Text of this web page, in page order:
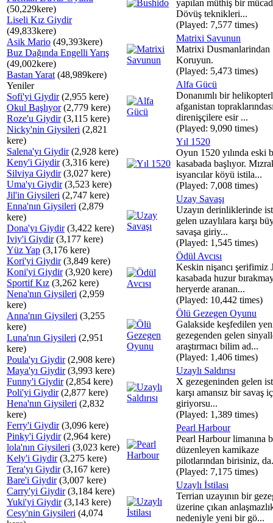
(50,229kere)
Liseli Kız Giydir
(49,833kere)
Asik Mario (49,393kere)
Buz Dağında Engelli Yarış
(49,002kere)
Bastan Yarat (48,989kere)
Yeniler
Sofi'yi Giydir(2,955 kere)
Okul Başlıyor(2,779 kere)
Roze'u Giydir(3,115 kere)
Nicky'nin Giysileri (2,821
kere)
Salena'yı Giydir(2,928 kere)
Keny'i Giydir(3,316 kere)
Silviya Giydir(3,027 kere)
Uma'yı Giydir(3,523 kere)
Jil'in Giysileri (2,747 kere)
Enna'nın Giysileri (2,879
kere)
Dona'yı Giydir(3,422 kere)
Iviy'i Giydir(3,177 kere)
Yüz Yap (3,176 kere)
Kori'yi Giydir(3,849 kere)
Koni'yi Giydir(3,920 kere)
Sportif Kız (3,262 kere)
Nena'nın Giysileri (2,959
kere)
Anna'nın Giysileri (3,255
kere)
Luna'nın Giysileri (2,951
kere)
Poula'yı Giydir(2,908 kere)
Maya'yı Giydir(3,993 kere)
Funny'i Giydir(2,854 kere)
Poli'yi Giydir(2,877 kere)
Hena'nın Giysileri (2,832
kere)
Ferry'i Giydir(3,096 kere)
Pinky'i Giydir(2,964 kere)
lola'nın Giysileri (3,023 kere)
Kely'i Giydir(3,275 kere)
Tera'yı Giydir(3,167 kere)
Bare'i Giydir(3,007 kere)
Carry'yi Giydir(3,184 kere)
Yuki'yi Giydir(3,143 kere)
Cesy'nin Giysileri (4,074
yapılan müthiş bir
Dövüş teknikleri...
(Played: 7,577 times)
Matrixi Savunun
Matrixi Dusmanlarindan
Koruyun.
(Played: 5,473 times)
Alfa Gücü
Donanımlı bir
afganistan
direnişçilere esir ...
(Played: 9,090 times)
Yıl 1520
Oyun 1520 yılında eski
kasabada başlıyor.
isyancılar köyü istila...
(Played: 7,008 times)
Uzay Savaşı
Uzayın derinliklerinde
gelen uzaylılara karşı
savaşa giriy...
(Played: 1,545 times)
Ödül Avcısı
Keskin nişancı şerifimiz
kasabada huzur
heryerde aranan...
(Played: 10,442 times)
Ölü Gezegen Oyunu
Galakside keşfedilen
gezegenden gelen
araştırmacı bilim ad...
(Played: 1,406 times)
Uzaylı Saldırısı
X gezegeninden gelen
karşı amansız bir savaş
giriyorsu...
(Played: 1,389 times)
Pearl Harbour
Pearl Harbour limanına
düzenleyen kamikaze
pilotlarından birisiniz,
(Played: 7,175 times)
Uzaylı İstilası
Terrian uzayının bir
üzerine çıkan
nedeniyle yeni bir gö...